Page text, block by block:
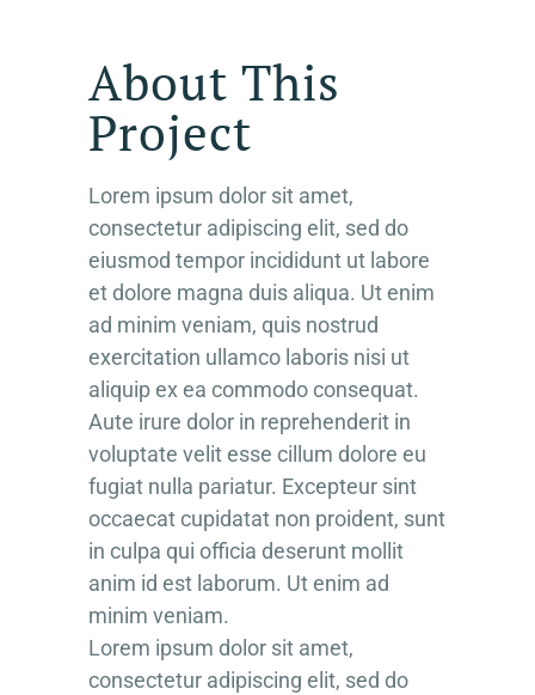
About This
Project
Lorem ipsum dolor sit amet,
consectetur adipiscing elit, sed do
eiusmod tempor incididunt ut labore
et dolore magna duis aliqua. Ut enim
ad minim veniam, quis nostrud
exercitation ullamco laboris nisi ut
aliquip ex ea commodo consequat.
Aute irure dolor in reprehenderit in
voluptate velit esse cillum dolore eu
fugiat nulla pariatur. Excepteur sint
occaecat cupidatat non proident, sunt
in culpa qui officia deserunt mollit
anim id est laborum. Ut enim ad
minim veniam.
Lorem ipsum dolor sit amet,
consectetur adipiscing elit, sed do